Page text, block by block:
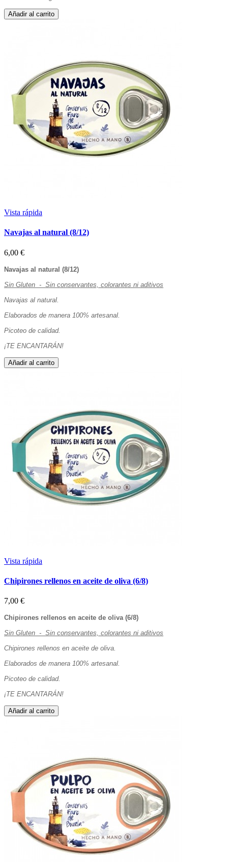
Añadir al carrito
Vista rápida
Navajas al natural (8/12)
6,00 €
Navajas al natural (8/12)
Sin Gluten - Sin conservantes, colorantes ni aditivos
Navajas al natural.
Elaborados de manera 100% artesanal.
Picoteo de calidad.
¡TE ENCANTARÁN!
Añadir al carrito
Vista rápida
Chipirones rellenos en aceite de oliva (6/8)
7,00 €
Chipirones rellenos en aceite de oliva (6/8)
Sin Gluten - Sin conservantes, colorantes ni aditivos
Chipirones rellenos en aceite de oliva.
Elaborados de manera 100% artesanal.
Picoteo de calidad.
¡TE ENCANTARÁN!
Añadir al carrito